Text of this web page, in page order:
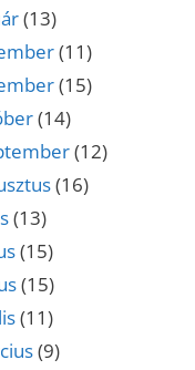
(13)
(11)
(15)
(14)
(12)
(16)
(13)
(15)
(15)
(11)
(9)